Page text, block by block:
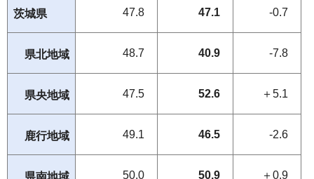
茨城県 47.8 47.1 -0.7
県北地域 48.7 40.9 -7.8
県央地域 47.5 52.6 ＋5.1
鹿行地域 49.1 46.5 -2.6
50.0 50.9 ＋0.9